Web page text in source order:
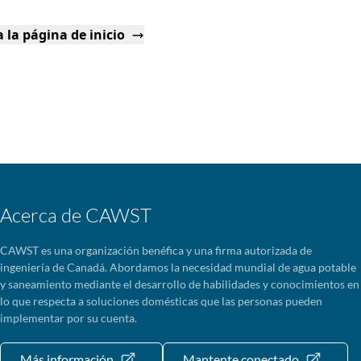
la página de inicio
Acerca de CAWST
CAWST es una organización benéfica y una firma autorizada de
ingeniería de Canadá. Abordamos la necesidad mundial de agua potable
y saneamiento mediante el desarrollo de habilidades y conocimientos en
lo que respecta a soluciones domésticas que las personas pueden
implementar por su cuenta.